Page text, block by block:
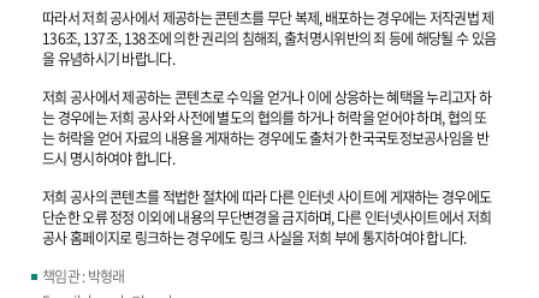
따라서 저희 공사에서 제공하는 콘텐츠를 무단 복제, 배포하는 경우에는 저작권법 제
136조, 137조, 138조에 의한 권리의 침해죄, 출처명시위반의 죄 등에 해당될 수 있음
을 유념하시기 바랍니다.
저희 공사에서 제공하는 콘텐츠로 수익을 얻거나 이에 상응하는 혜택을 누리고자 하
는 경우에는 저희 공사와 사전에 별도의 협의를 하거나 허락을 얻어야 하며, 협의 또
는 허락을 얻어 자료의 내용을 게재하는 경우에도 출처가 한국국토정보공사임을 반
드시 명시하여야 합니다.
저희 공사의 콘텐츠를 적법한 절차에 따라 다른 인터넷 사이트에 게재하는 경우에도
단순한 오류 정정 이외에 내용의 무단변경을 금지하며, 다른 인터넷사이트에서 저희
공사 홈페이지로 링크하는 경우에도 링크 사실을 저희 부에 통지하여야 합니다.
책임관 : 박형래